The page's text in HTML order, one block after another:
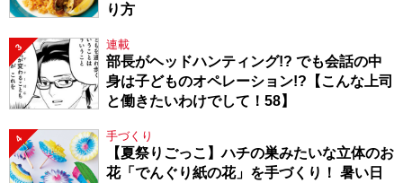
り方
3 連載
部長がヘッドハンティング!? でも会話の中
身は子どものオペレーション!?【こんな上司
と働きたいわけでして！58】
4 手づくり
【夏祭りごっこ】ハチの巣みたいな立体のお
花「でんぐり紙の花」を手づくり！ 暑い日